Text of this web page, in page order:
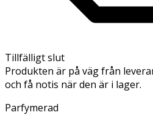
Tillfälligt slut
Produkten är på väg från
och få notis när den är i lager.
Parfymerad